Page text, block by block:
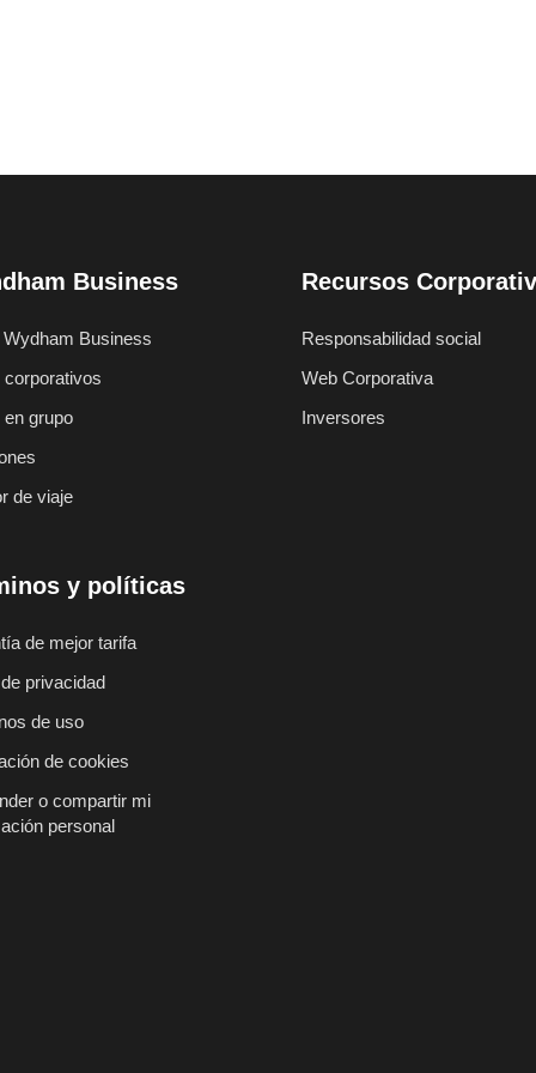
Business
Wydham Business
corporativos
en grupo
de viaje
y políticas
de mejor tarifa
privacidad
de uso
de cookies
o compartir mi
personal
Recursos
Responsabilidad social
Web Corporativa
Inversores